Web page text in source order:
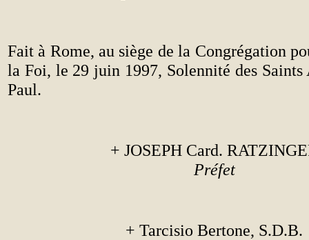
Fait à Rome, au siège de la Congrégation
la Foi, le 29 juin 1997, Solennité des Saints
Paul.
+ JOSEPH Card.
Préfet
+ Tarcisio Bertone, S.D.B.